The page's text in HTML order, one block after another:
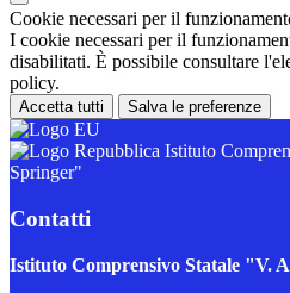
Cookie necessari per il
I cookie necessari per il
disabilitati. È possibile consultare
policy.
Accetta tutti Salva le preferenze
Istituto
Springer"
Contatti
Istituto Comprensivo Statale "V.